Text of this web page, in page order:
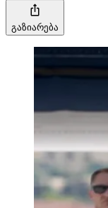
გაზიარება